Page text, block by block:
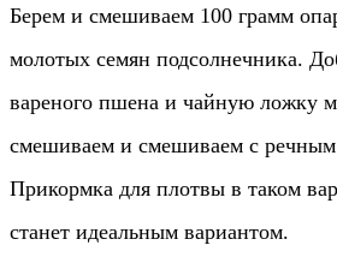
Берем и смешиваем 100 грамм
молотых семян подсолнечника.
вареного пшена и чайную ложку
смешиваем и смешиваем с
Прикормка для плотвы в таком
станет идеальным вариантом.